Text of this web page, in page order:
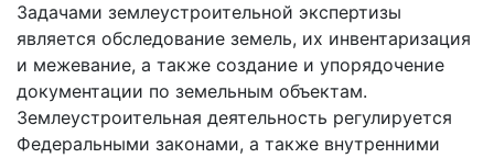
Задачами землеустроительной экспертизы
является обследование земель, их инвентаризация
и межевание, а также создание и упорядочение
документации по земельным объектам.
Землеустроительная деятельность регулируется
Федеральными законами, а также внутренними